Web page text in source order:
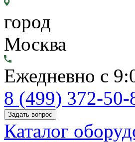
город
Москва
Ежедневно с
8 (499) 372-50-
Задать вопрос
Каталог